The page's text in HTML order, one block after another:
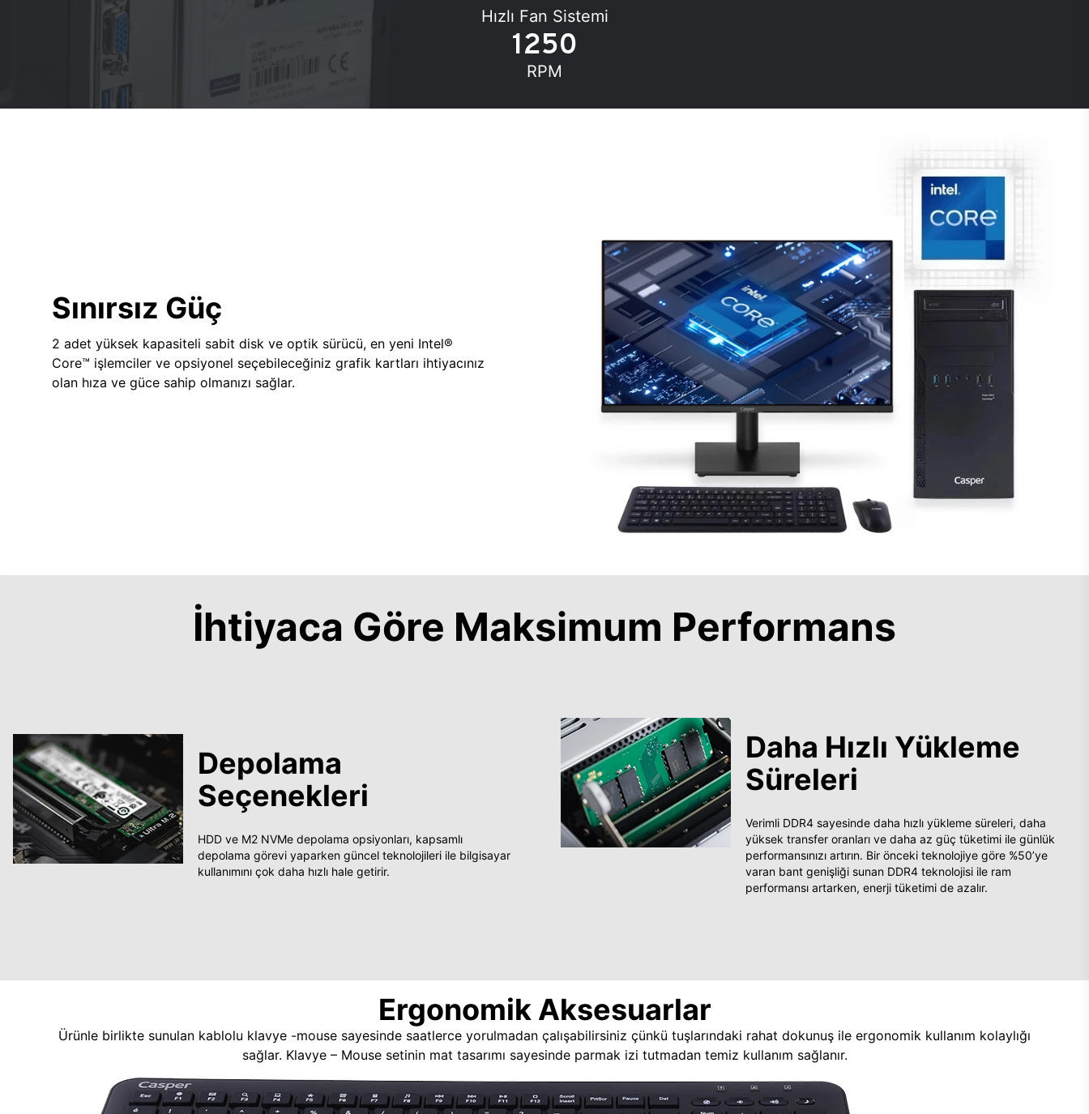
Hızlı Fan Sistemi
1250
RPM
Sınırsız Güç
2 adet yüksek kapasiteli sabit disk ve optik sürücü, en yeni Intel®
Core™ işlemciler ve opsiyonel seçebileceğiniz grafik kartları ihtiyacınız
olan hıza ve güce sahip olmanızı sağlar.
İhtiyaca Göre Maksimum Performans
Depolama
Seçenekleri
HDD ve M2 NVMe depolama opsiyonları, kapsamlı
depolama görevi yaparken güncel teknolojileri ile bilgisayar
kullanımını çok daha hızlı hale getirir.
Daha Hızlı Yükleme
Süreleri
Verimli DDR4 sayesinde daha hızlı yükleme süreleri, daha
yüksek transfer oranları ve daha az güç tüketimi ile günlük
performansınızı artırın. Bir önceki teknolojiye göre %50’ye
varan bant genişliği sunan DDR4 teknolojisi ile ram
performansı artarken, enerji tüketimi de azalır.
Ergonomik Aksesuarlar
Ürünle birlikte sunulan kablolu klavye -mouse sayesinde saatlerce yorulmadan çalışabilirsiniz çünkü tuşlarındaki rahat dokunuş ile ergonomik kullanım kolaylığı
sağlar. Klavye – Mouse setinin mat tasarımı sayesinde parmak izi tutmadan temiz kullanım sağlanır.